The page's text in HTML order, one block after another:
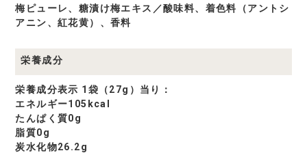
梅ピューレ、糖漬け梅エキス／酸味料、着色料（アントシ
アニン、紅花黄）、香料
栄養成分
栄養成分表示 1袋（27g）当り：
エネルギー105kcal
たんぱく質0g
脂質0g
炭水化物26.2g